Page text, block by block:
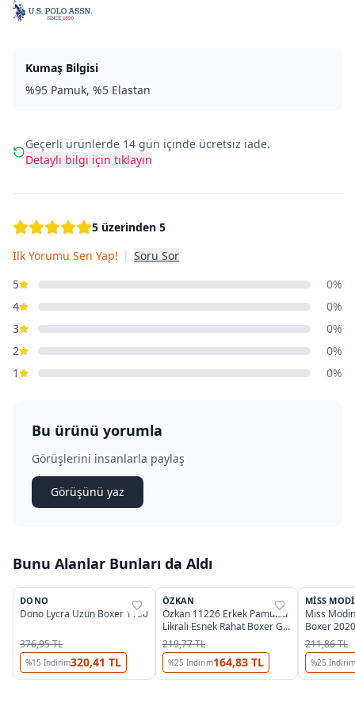
Kumaş Bilgisi
%95 Pamuk, %5 Elastan
Geçerli ürünlerde 14 gün içinde ücretsiz iade.
Detaylı bilgi için tıklayın
5 üzerinden 5
İlk Yorumu Sen Yap! | Soru Sor
5
0%
4
0%
3
0%
2
0%
1
0%
Bu ürünü yorumla
Görüşlerini insanlarla paylaş
Görüşünü yaz
Bunu Alanlar Bunları da Aldı
%27
DONO
Dono Lycra Uzun Boxer 1150
376,95 TL
%15 İndirim320,41 TL
%45
ÖZKAN
Özkan 11226 Erkek Pamuklu
Likralı Esnek Rahat Boxer Gri
Şort
219,77 TL
%25 İndirim164,83 TL
%27
MISS
Miss
Boxer 2020
211,86 TL
%25 İndirim